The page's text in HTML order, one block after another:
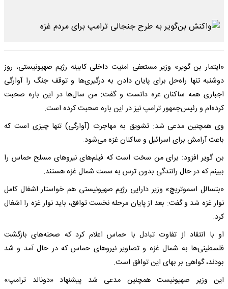
«ایتمار بن گویر» وزیر مستعفی امنیت داخلی کابینه رژیم صهیونیستی، روز
دوشنبه تنها راه‌حل برای پایان دادن به درگیری‌ها و توقف جنگ را آوارگی
اجباری همه ساکنان غزه دانست و گفت: من سال‌ها در این باره صحبت
کرده‌ام و رئیس‌جمهور ترامپ نیز در این باره صحبت کرده است.
وی همچنین مدعی شد: تشویق به مهاجرت (آوارگی) تنها چیزی است که
باعث آرامش برای اسرائیل و ساکنان غزه می‌شود.
بن گویر افزود: برای من سخت است که فیلم‌های نیروهای مسلح حماس را
ببینم که در حال رانندگی بدون ترس به سمت شمال غزه هستند.
«بتسالل اسموتریچ» وزیر دارایی رژیم صهیونیستی هم خواستار اشغال کامل
نوار غزه شد و گفت: بعد از پایان مرحله نخست توافق، باید نوار غزه را اشغال
کرد.
او با انتقاد از تفاوت تبادل با حماس اعلام کرد که صحنه‌های بازگشت
فلسطینی‌ها به شمال غزه و تصاویر نیروهای حماس که در حال آمد و شد
بودند، گواهی بر بهای این توافق است.
این وزیر صهیونیست همچنین مدعی شد پیشنهاد «دونالد ترامپ»